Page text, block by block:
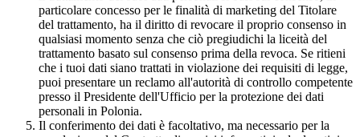
particolare concesso per le finalità di marketing del Titolare
del trattamento, ha il diritto di revocare il proprio consenso in
qualsiasi momento senza che ciò pregiudichi la liceità del
trattamento basato sul consenso prima della revoca. Se ritieni
che i tuoi dati siano trattati in violazione dei requisiti di legge,
puoi presentare un reclamo all'autorità di controllo competente
presso il Presidente dell'Ufficio per la protezione dei dati
personali in Polonia.
Il conferimento dei dati è facoltativo, ma necessario per la